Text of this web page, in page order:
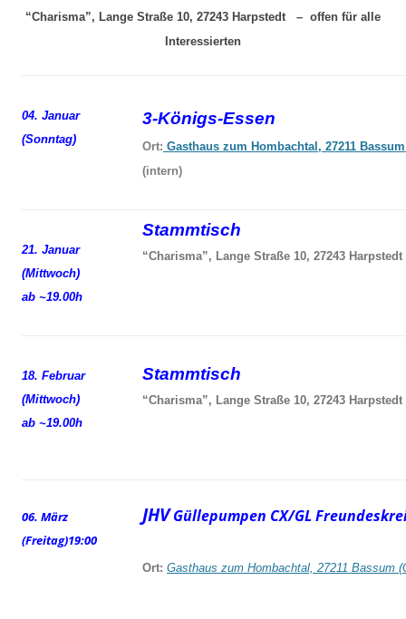
“Charisma”, Lange Straße 10, 27243 Harpstedt – offen für alle
Interessierten
04. Januar
(Sonntag)
3-Königs-Essen
Ort: Gasthaus zum Hombachtal, 27211
(intern)
21. Januar
(Mittwoch)
ab ~19.00h
Stammtisch
“Charisma”, Lange Straße 10, 27243 Harpstedt
18. Februar
(Mittwoch)
ab ~19.00h
Stammtisch
“Charisma”, Lange Straße 10, 27243 Harpstedt
06. März
(Freitag)19:00
JHV Güllepumpen CX/GL
Ort: Gasthaus zum Hombachtal, 27211 Bassum